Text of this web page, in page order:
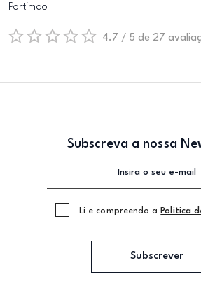
Portimão
4.7 / 5 de 27
Subscreva a nossa
Li e compreendo a Politica
Subscrever